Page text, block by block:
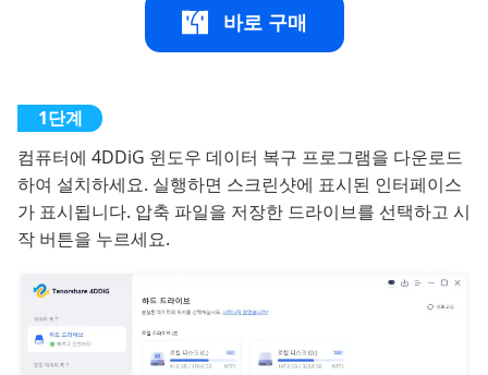
바로 구매
컴퓨터에 4DDiG 윈도우 데이터 복구 프로그램을 다운로드
하여 설치하세요. 실행하면 스크린샷에 표시된 인터페이스
가 표시됩니다. 압축 파일을 저장한 드라이브를 선택하고 시
작 버튼을 누르세요.